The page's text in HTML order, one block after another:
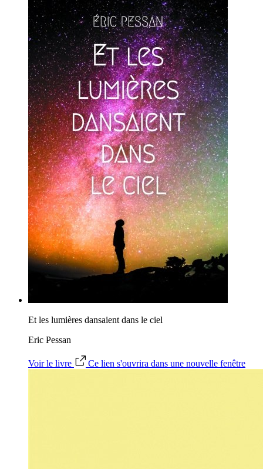
Et les lumières dansaient dans le ciel
Eric Pessan
Voir le livre Ce lien s'ouvrira dans une nouvelle fenêtre